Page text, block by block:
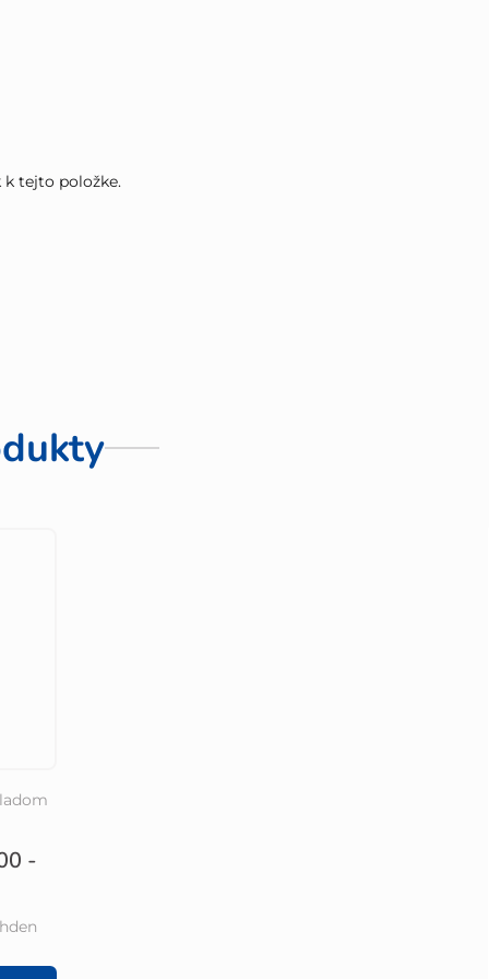
tejto položke.
-